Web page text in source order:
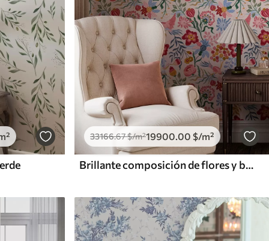
33166.67$/m²19900.00 $/m²
Brillante composición de flores y bayas con loros